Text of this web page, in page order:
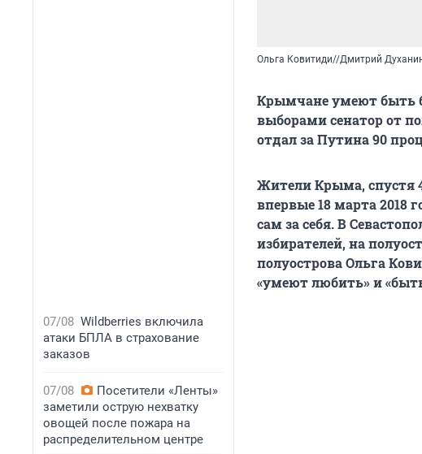
07/08 Wildberries включила
атаки БПЛА в страхование
заказов
07/08
Посетители «Ленты»
заметили острую нехватку
овощей после пожара на
распределительном центре
Ольга Ковитиди//Дмитрий
Крымчане умеют быть
выборами сенатор от
отдал за Путина 90
Жители Крыма, спустя 4
впервые 18 марта 2018
сам за себя. В
избирателей, на
полуострова Ольга
«умеют любить» и